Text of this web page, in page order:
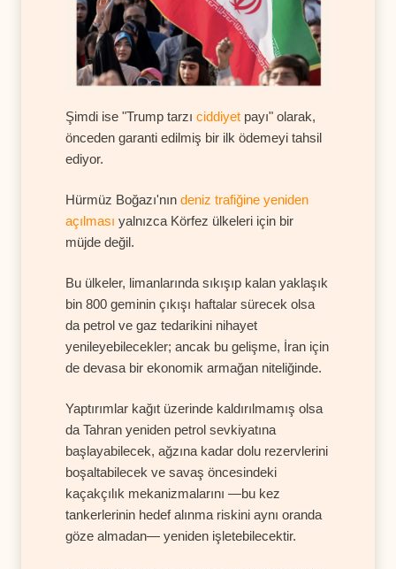
Şimdi ise "Trump tarzı ciddiyet payı" olarak,
önceden garanti edilmiş bir ilk ödemeyi tahsil
ediyor.
Hürmüz Boğazı'nın deniz trafiğine yeniden
açılması yalnızca Körfez ülkeleri için bir
müjde değil.
Bu ülkeler, limanlarında sıkışıp kalan yaklaşık
bin 800 geminin çıkışı haftalar sürecek olsa
da petrol ve gaz tedarikini nihayet
yenileyebilecekler; ancak bu gelişme, İran için
de devasa bir ekonomik armağan niteliğinde.
Yaptırımlar kağıt üzerinde kaldırılmamış olsa
da Tahran yeniden petrol sevkiyatına
başlayabilecek, ağzına kadar dolu rezervlerini
boşaltabilecek ve savaş öncesindeki
kaçakçılık mekanizmalarını —bu kez
tankerlerinin hedef alınma riskini aynı oranda
göze almadan— yeniden işletebilecektir.